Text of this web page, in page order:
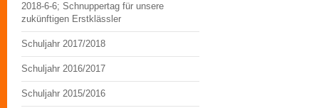
2018-6-6; Schnuppertag für unsere
zukünftigen Erstklässler
Schuljahr 2017/2018
Schuljahr 2016/2017
Schuljahr 2015/2016